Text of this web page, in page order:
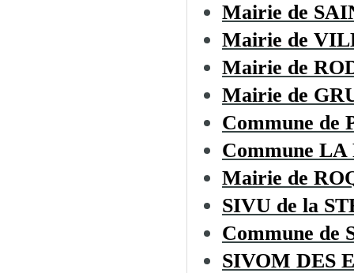
Mairie de
Mairie de
Mairie de
Mairie de
Commune de
Commune
Mairie de
SIVU de la
Commune de
SIVOM DES